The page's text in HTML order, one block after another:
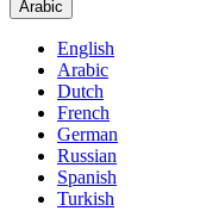
Arabic
English
Arabic
Dutch
French
German
Russian
Spanish
Turkish